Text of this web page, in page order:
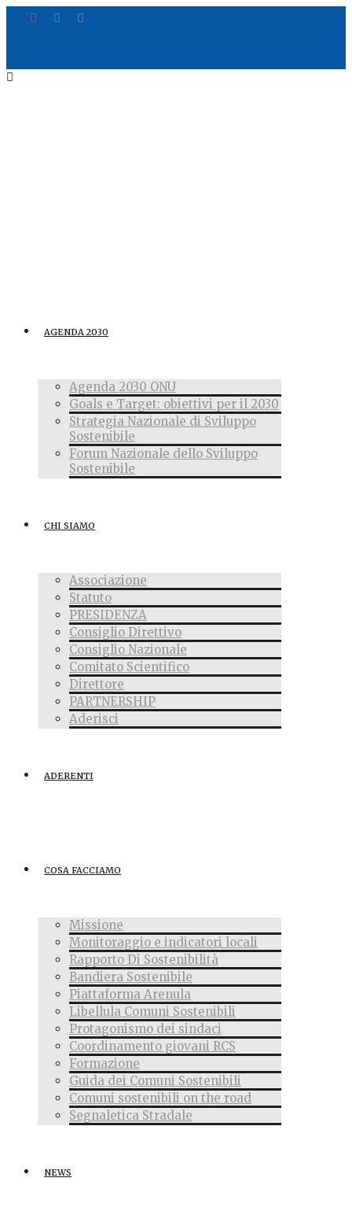
AGENDA 2030
Agenda 2030 ONU
Goals e Target: obiettivi per il 2030
Strategia Nazionale di Sviluppo
Sostenibile
Forum Nazionale dello Sviluppo
Sostenibile
CHI SIAMO
Associazione
Statuto
PRESIDENZA
Consiglio Direttivo
Consiglio Nazionale
Comitato Scientifico
Direttore
PARTNERSHIP
Aderisci
ADERENTI
COSA FACCIAMO
Missione
Monitoraggio e indicatori locali
Rapporto Di Sostenibilità
Bandiera Sostenibile
Piattaforma Arenula
Libellula Comuni Sostenibili
Protagonismo dei sindaci
Coordinamento giovani RCS
Formazione
Guida dei Comuni Sostenibili
Comuni sostenibili on the road
Segnaletica Stradale
NEWS